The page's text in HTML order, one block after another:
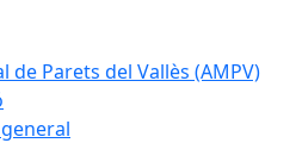
de Parets del Vallès (AMPV)